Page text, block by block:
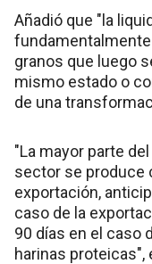
Añadió que "la
granos que luego
mismo estado o
de una
"La mayor parte
sector se produce
exportación,
caso de la
90 días en el caso
harinas proteicas",